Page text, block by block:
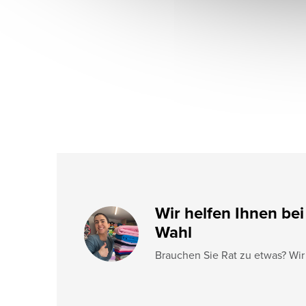
Wir helfen Ihnen
Wahl
Brauchen Sie Rat zu etwas?